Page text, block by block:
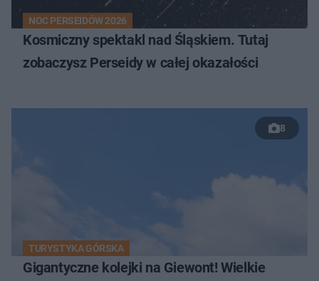
NOC PERSEIDÓW 2026
Kosmiczny spektakl nad Śląskiem. Tutaj
zobaczysz Perseidy w całej okazałości
8
TURYSTYKA GÓRSKA
Gigantyczne kolejki na Giewont! Wielkie